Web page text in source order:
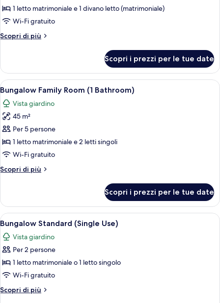
mare
Bungalow
Standard
1 letto matrimoniale e 1 divano letto (matrimoniale)
Wi-Fi gratuito
Scopri di più
Altri
Standard
Scopri i prezzi per le tue date
Apri
tutte
le
foto
per
Bungalow
Family
(1
Una camera d'albergo con due letti,
5
Bungalow Family Room (1 Bathroom)
Vista giardino
45 m²
Per 5 persone
1 letto matrimoniale e 2 letti singoli
Wi-Fi gratuito
Scopri di più
Altri
Family
Room
(1
Bathroom)
Scopri i prezzi per le tue date
Apri
tutte
le
foto
per
Bungalow
Standard
(Single
Una camera d'albergo con un letto
4
Bungalow Standard (Single Use)
Vista giardino
Per 2 persone
1 letto matrimoniale o 1 letto singolo
Wi-Fi gratuito
Scopri di più
Altri